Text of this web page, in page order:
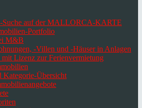
Suche auf der MALLORCA-KARTE
Portfolio
M&B
-Villen und -Häuser in Anlagen
Lizenz zur Ferienvermietung
Kategorie-Übersicht